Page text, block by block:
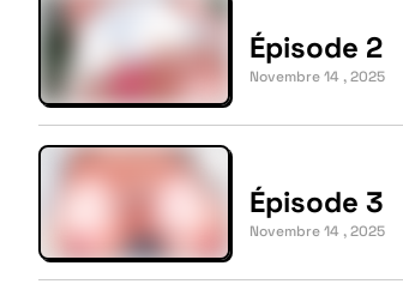
Épisode 2
Novembre 14 , 2025
Épisode 3
Novembre 14 , 2025